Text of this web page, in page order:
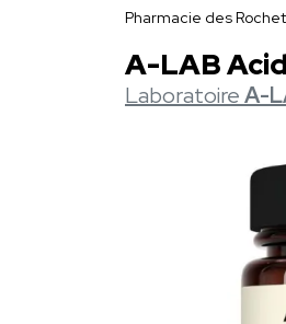
Pharmacie des
A-LAB
LaboratoireA-